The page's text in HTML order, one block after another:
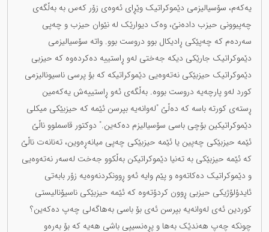
یەکەم، سۆسیالیزمی دێموکراتیک وێڕای ئەوەی زۆر کەس بە بەڵگەی
چەپبوونی حیزب دادەنێ، وەک دیوارێک لە نێوان حیزب و چەپی
سەردەم کە چەپێکی ڕادیکال بوو دروست بوو. واتە سۆسیالیزمی
دێموکراتیک جارێکی دیکە جەختی لەو ڕاستییە دەکردەوە کە حیزبی
دێموکراتیک حیزبێکی نەتەوەیی دێموکراتیکە کە بۆ پرسی ناسیونالیزمی
کورد لەو پارچەیە دروست بووە. بەڵگەی ئەو ڕاستییەش یەکەمین
ڕستەی کورتە باسە کە دەڵێ "لەوانەیە بپرسن ئێمە کە حیزبێکی میکلی
دێموکراتیکین بۆچی باسی سۆسیالیزم دەکەین." دوکتور قاسملوو ناڵێ
ئێمە حیزبێکی چەپین یا ئێمە حیزبێکی چەپی میانەڕەوین، تەنانەت ناڵێ
کە ئێمە حیزبێکی بە تەنیا دێموکراتیکن بەڵکوو جەخت لەسەر نەتەوەیی
و دێموکراتیک دەکاتەوە و پێم وایە ئەو ڕوونکردنەوەیە زۆر بابەتی
ئایدۆلۆژیکی حیزبی ڕوون کردۆتەوە کە ئێمە حیزبێکی ناسیۆنالیستی
کوردین ئەی لەوانەیە بپرسن ئەی بۆ باسی بەهاگەلی چەپ دەکەین؟
چونکە چەپ هەندێک بەها و پڕەنسیپی باشی هەیە کە بۆ بەرەو